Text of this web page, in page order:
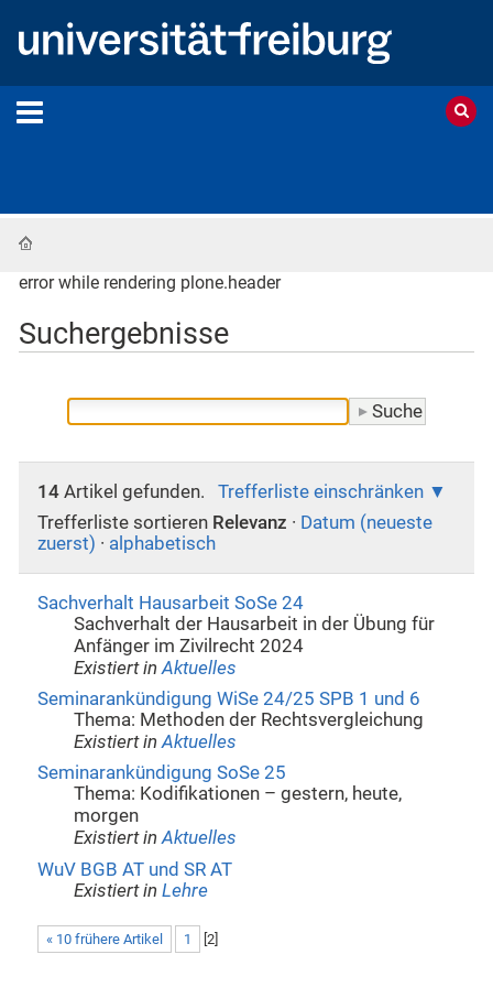
error while rendering plone.header
Suchergebnisse
14Artikel gefunden.
Trefferliste einschränken
Trefferliste sortieren Relevanz · Datum (neueste
zuerst) · alphabetisch
Sachverhalt Hausarbeit SoSe 24
Sachverhalt der Hausarbeit in der Übung für
Anfänger im Zivilrecht 2024
Existiert in Aktuelles
Seminarankündigung WiSe 24/25 SPB 1 und 6
Thema: Methoden der Rechtsvergleichung
Existiert in Aktuelles
Seminarankündigung SoSe 25
Thema: Kodifikationen – gestern, heute,
morgen
Existiert in Aktuelles
WuV BGB AT und SR AT
Existiert in Lehre
« 10 frühere Artikel 1 2]